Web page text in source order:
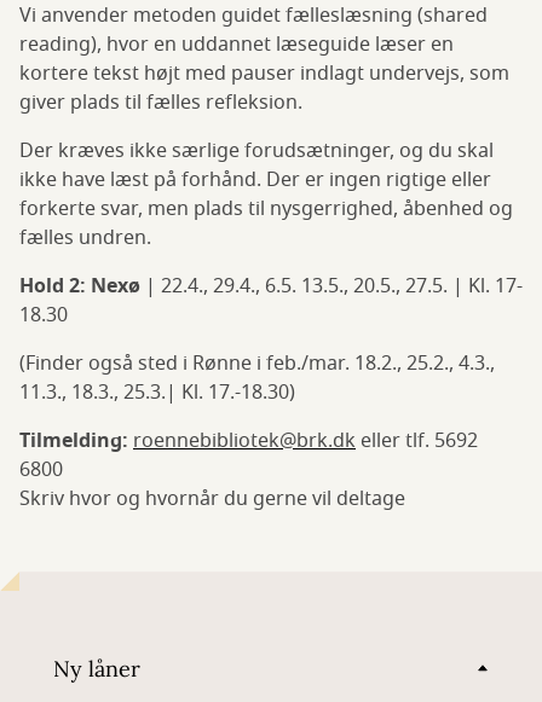
Vi anvender metoden guidet fælleslæsning (shared
reading), hvor en uddannet læseguide læser en
kortere tekst højt med pauser indlagt undervejs, som
giver plads til fælles refleksion.
Der kræves ikke særlige forudsætninger, og du skal
ikke have læst på forhånd. Der er ingen rigtige eller
forkerte svar, men plads til nysgerrighed, åbenhed og
fælles undren.
Hold 2: Nexø | 22.4., 29.4., 6.5. 13.5., 20.5., 27.5. | Kl. 17-
18.30
(Finder også sted i Rønne i feb./mar. 18.2., 25.2., 4.3.,
11.3., 18.3., 25.3.| Kl. 17.-18.30)
Tilmelding: roennebibliotek@brk.dk eller tlf. 5692
6800
Skriv hvor og hvornår du gerne vil deltage
Ny låner